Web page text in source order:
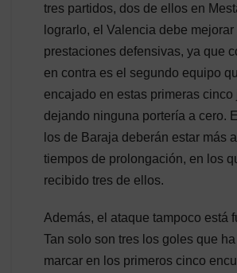
tres partidos, dos de ellos en
lograrlo, el Valencia debe mejorar
prestaciones defensivas, ya que
en contra es el segundo equipo
encajado en estas primeras cinco
dejando ninguna portería a cero.
los de Baraja deberán estar más
tiempos de prolongación, en los
recibido tres de ellos.
Además, el ataque tampoco está
Tan solo son tres los goles que
marcar en los primeros cinco